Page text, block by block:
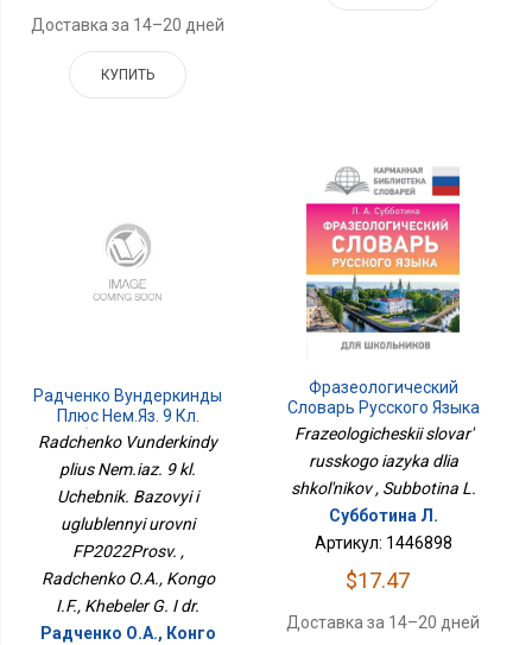
Доставка за 14–20 дней
КУПИТЬ
Радченко Вундеркинды
Плюс Нем.яз. 9 Кл.
Учебник. Базовый И
Углублённый Уровни
ФП2022Просв.
Radchenko Vunderkindy
plius Nem.iaz. 9 kl.
Uchebnik. Bazovyi i
uglublennyi urovni
FP2022Prosv. ,
Radchenko O.A., Kongo
I.F., Khebeler G. I dr.
Радченко О.А., Конго
Фразеологический
Словарь Русского Языка
Для Школьников
Frazeologicheskii slovar'
russkogo iazyka dlia
shkol'nikov , Subbotina L.
Субботина Л.
Артикул: 1446898
$17.47
Доставка за 14–20 дней